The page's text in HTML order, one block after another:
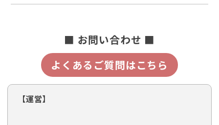
■ お問い合わせ ■
よくあるご質問はこちら
【運営】